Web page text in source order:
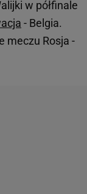
w półfinale
- Belgia.
meczu Rosja -